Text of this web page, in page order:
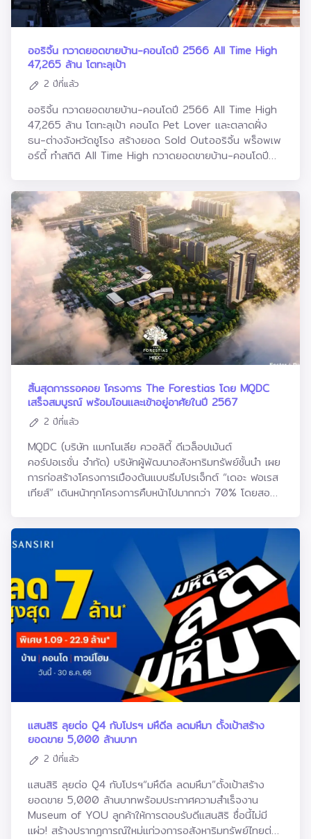
อาทิ “แถมรถฟรีทุกหลัง* รับโบนัส 3 ต่อ สูงสุด
4,000,000 บาท*” เริ่ม 2.39 - 35 ล้านบาท* ตั้งแต่วันนี้
– 31 มีนาคม 2567 และพบกับกิจกรรมระหว่างวันที่ 27 -
28 มกราคม 2567 ณ สำนักงานขายทุกโครงการคุณ
ประเสริฐ แต่ดุลยสาธิต ประธานเจ้าหน้าที่บริหาร สายงาน
ธุรกิจอสังหาริมทรัพย์ บริษัท อนันดา ดีเวลลอปเม้นท์ จำกัด
(มหาชน) กล่าวว่า ภาพรวมเศรษฐกิจปี 2567 เชื่อว่ายังไปต่อ
ได้ หากรัฐบาลมีมาตรการกระตุ้นเศรษฐกิจที่ดี ส่วนในภาค
อสังหาริมทรัพย์ทั้งคนไทยและชาวต่างชาติยังคงมีความ
ต้องการซื้อที่อยู่อาศัยตลอดเวลา ดังนั้น ผู้ประกอบการต้อง
คอนโดมิเนียมติดรถไฟฟ้าที่มีสินค้าพร้อมอยู่บนทำเลที่ดีที่สุด
และมากที่สุด พร้อมตอบโจทย์ชีวิตคนเมือง จึงได้จัดแคมเปญ
รับปี 2567 กับ “ANANDA URBAN JOY” ซึ่งเป็นแคมเปญ
การตลาดที่มอบโอกาสให้ทุกคนได้มีที่อยู่อาศัยได้ง่ายขึ้น ใน
ราคาที่จับต้องได้ โดยรวบรวม 26 โครงการที่อยู่อาศัย
คุณภาพพร้อมอยู่ ทั้งคอนโดมิเนียมติดรถไฟฟ้าพร้อมอยู่ แต่ง
ครบ บ้านเดี่ยวและทาวน์โฮมพร้อมอยู่ ทำเลดีใกล้รถไฟฟ้า
ครอบคลุมทุกความต้องการบนทำเลศักยภาพต่างๆ ทั่วประเทศ
เพื่อตอบโจทย์กลุ่มลูกค้าในแต่ละโซนที่ต้องการซื้อที่อยู่อาศัย
และรองรับดีมานด์ลูกค้าที่ต้องการที่อยู่อาศัยอย่างต่อเนื่อง
รวมถึงเป็นการช่วยกระตุ้นตลาดภาคอสังหาฯ ให้กลับมาคึกคัก
ในช่วงต้นปีอีกด้วยคุณพงศ์อนันต์ สุขเกษม ประธานเจ้าหน้าที่
สายงานการตลาด บริษัท อนันดา ดีเวลลอปเม้นท์ จำกัด
(มหาชน) กล่าวว่า ในปีที่ผ่านมาอนันดาได้ออกแบรนด์ดิ้ง
แคมเปญ “I LOVE URBAN LIFE” ส่งต่อพลังบวกให้คนเมือง
ตอกย้ำแบรนด์ที่อยู่อาศัยของคนเมือง และในปีนี้เราได้ต่อยอด
สิ่งดีๆ ให้กับคนเมืองด้วยแคมเปญ “ANANDA URBAN
JOY” เริ่มแล้วกับดีลสุด JOY นำเสนอสิ่งใหม่ๆ ให้กับผู้ที่สนใจ
ซื้อที่อยู่อาศัยทำเลเมืองใกล้รถไฟฟ้า ด้วย 3 แกนหลัก 1. JOY
NOW รับโปรโมชั่นสุดพิเศษ แต่งครบ กู้ง่าย รับเงินคืน พร้อม
คนเมืองในวันที่ 27-28 มกราคม นี้ 3. JOY ON TOUR กับ
ANANDA RealView รายการออนไลน์ใหม่ นำเสนอกิจกรรม
ดีๆ สำหรับคนเมืองและรีวิวโครงการแบบเรียลๆ พาชม
โครงการทุกซอกทุกมุม กับเหล่าอินฟลูเอนเซอร์สุดคูลมาร่วม
JOY ได้ทั้ง 26 โครงการพร้อมอยู่ของอนันดาฯ
ออริจิ้น กวาดยอดขายบ้าน-คอนโดปี 2566 All Time High
47,265 ล้าน โตทะลุเป้า
2 ปีที่แล้ว
ออริจิ้น กวาดยอดขายบ้าน-คอนโดปี 2566 All Time High
47,265 ล้าน โตทะลุเป้า คอนโด Pet Lover และตลาดฝั่ง
ธน-ต่างจังหวัดชูโรง สร้างยอด Sold Outออริจิ้น พร็อพเพ
อร์ตี้ ทำสถิติ All Time High กวาดยอดขายบ้าน-คอนโดปี
ตอกย้ำสถานะผู้นำธุรกิจอสังหาริมทรัพย์ หลังกลุ่มคอนโด Pet
Lover-โครงการฝั่งธน-ต่างจังหวัด ตอบโจทย์ผู้บริโภคหลาก
เซ็กเมนท์ หนุนยอดระดับ Sold Out ด้านปี 2567 เตรียม
แผนเจาะตลาดเซ็กเมนท์ใหม่และเซ็กเมนท์ที่กำลังซื้อยัง
แข็งแกร่งต่อเนื่อง บริษัทระดับมหาชนในเครือเตรียมทยอย
ประกาศแผนธุรกิจต่อเนื่อง ม.ค.-มี.ค.นี้นายพีระพงศ์ จรูญเอก
ประธานเจ้าหน้าที่บริหาร บริษัท ออริจิ้น พร็อพเพอร์ตี้ จำกัด
(มหาชน) หรือ ORI ผู้พัฒนาธุรกิจอสังหาริมทรัพย์ครบวงจร
เปิดเผยว่า ภาพรวมปี 2566 ที่ผ่านมา (ม.ค.-ธ.ค.2566)
บริษัทมียอดขาย (Presales) จากโครงการที่อยู่อาศัย อยู่ที่
ประมาณ 47,265 ล้านบาท ทะลุเป้าหมายทั้งปีที่ 45,000 ล้าน
บาท คิดเป็น 105% จากเป้าหมายที่ตั้งไว้ และเติบโตจากช่วง
เดียวกันของปีที่ผ่านมาประมาณ 15% พร้อมทั้งทำสถิติยอด
ขายสูงสุดนับตั้งแต่ก่อตั้งบริษัท (All Time High) อีกครั้ง
โดยจากยอดขายดังกล่าว แบ่งเป็นยอดขายจากโครงการ
คอนโดมิเนียม 34,704 ล้านบาท หรือราว 73% และยอดขาย
จากโครงการบ้านจัดสรรภายใต้บริษัท บริทาเนีย จำกัด
(มหาชน) 12,561 ล้านบาท หรือประมาณ 27% หากแบ่งตาม
สถานะโครงการ มีสัดส่วนยอดขายจากโครงการพร้อมอยู่
(Ready to move) ประมาณ 53% และยอดขายจากกลุ่ม
Pet Lover อย่างต่อเนื่อง โดยเฉพาะในทำเลใหม่ๆ ที่ยังเป็น
Blue Ocean ไม่มีโครงการคอนโดมิเนียมเลี้ยงสัตว์ได้มาก่อน
ถือเป็นส่วนสำคัญที่ช่วยผลักดันยอดขายของเราให้เติบโตอย่าง
แข็งแกร่ง และสะท้อนว่าแนวโน้มคนรุ่นใหม่ในเขตเมืองมีความ
ต้องการเลี้ยงสัตว์ในคอนโดสูงขึ้น ขณะเดียวกัน เรายัง
สามารถขับเคลื่อนแผน Origin Infinity กวาดยอดขายจาก
โครงการบ้านและคอนโดมิเนียมในทำเลใหม่ๆ เช่น ฝั่งธนบุรี
และพื้นที่จังหวัดเศรษฐกิจสำคัญทั่วประเทศ ได้อย่างต่อเนื่อง
ในหลายโครงการในต่างจังหวัดได้รับการตอบรับที่ดีมาก เช่น
ภูเก็ต และ ขอนแก่น” นายพีระพงศ์​ กล่าวสำหรับโครงการเปิด
ใหม่ปี 2566 ที่ได้รับการตอบรับดี จนสามารถปิดการขายหรือ
Sold Out ได้หลังเปิดขาย ได้แก่ โซ ออริจิ้น ศิริราช (So
Origin Siriraj) ออริจิ้น เพลส เพชรเกษม (Origin Place
Phetkasem) ออริจิ้น เพลส พหล 59 สเตชั่น (Origin
Place Phahol 59 Station) และ ดิ ออริจิ้น เซ็นเตอร์
ภูเก็ต (The Origin Centre Phuket) โดยแต่ละโครงการมี
ความโดดเด่นทั้งด้านศักยภาพทำเล ฟังก์ชันที่โดดเด่น ราคาที่
คุ้มค่าเมื่อเทียบกับคู่แข่งในทำเลเดียวกัน ขณะเดียวกัน ช่วง
ไตรมาส 4/2566 ซึ่งเป็นช่วงไฮซีซั่น บริษัทได้เปิดโครงการ
ใหม่เพิ่มเติมอีก 9 โครงการ มูลค่าโครงการรวมกว่า 11,040
สิ้นสุดการรอคอย โครงการ The Forestias โดย MQDC
เสร็จสมบูรณ์ พร้อมโอนและเข้าอยู่อาศัยในปี 2567
2 ปีที่แล้ว
MQDC (บริษัท แมกโนเลีย ควอลิตี้ ดีเวล็อปเม้นต์
คอร์ปอเรชั่น จำกัด) บริษัทผู้พัฒนาอสังหาริมทรัพย์ชั้นนำ เผย
การก่อสร้างโครงการเมืองต้นแบบธีมโปรเจ็กต์ “เดอะ ฟอเรส
เทียส์” เดินหน้าทุกโครงการคืบหน้าไปมากกว่า 70% โดยสอง
มาด้วยโครงการแบรนด์ต่าง ๆทยอยเสร็จพร้อมโอนตามแผน
ตั้งแต่ต้นปีนี้ ย้ำทุกโครงการจะเสร็จสมบูรณ์พร้อมโอนยูนิตให้
ลูกบ้านให้เข้าอยู่อาศัยได้ปี 2567โครงการ เดอะ ฟอเรสเทียส์
เป็นโครงการสร้าง ‘อาณาจักรป่ากลางเมือง’ ที่ต้องการให้ผู้อยู่
อาศัย มีชีวิตที่ใกล้ชิดกับธรรมชาติ ด้วยการนำนวัตกรรมและ
เทคโนโลยีเพื่อความยั่งยืนมาใช้ในการพัฒนา โครงการ
ประกอบไปด้วยระบบเทคโนโลยีการจัดการและบริหารพลังงาน
ภายในตัวอาคาร อย่างระบบ Central Utility Plant (CUP)
ระบบ Energy Management Unit (EMU) และ Energy
Recovery Ventilator (ERV) รวมถึงผืนป่าขนาด 30 ไร่
พร้อมระบบนิเวศสมบูรณ์ภายในโครงการที่เสร็จ สมบูรณ์แล้ว
100% พร้อมรองรับการอยู่อาศัยและการใช้ชีวิตของคนทุก
กลุ่ม ทุกเพศ ทุกวัย ในทุกโครงการภายใน เดอะ ฟอเรสเทียส์
ด้วยประสบการณ์แห่งความสุขนายกิตติพันธุ์ อุยามะพันธุ์
ประธานผู้อำนวยการ โครงการ เดอะ ฟอเรสเทียส์ โดย MQDC
กล่าวว่า ขณะนี้ การก่อสร้างโครงการที่อยู่อาศัยภายใน
โครงการ The Forestias หลายโครงการคืบหน้าไปมาก ซึ่ง
โครงการที่พร้อมเริ่มโอนให้ลูกบ้านได้ตั้งแต่ต้นปีนี้ ได้แก่
โครงการคอนโดมิเนียมภายใต้แบรนด์ Whizdom 3 โครงการ
วิสซ์ดอม เดอะ ฟอเรสเทียส์ มายโทเปีย (Whizdom The
แสนสิริ ลุยต่อ Q4 กับโปรฯ มหึดีล ลดมหึมา ตั้งเป้าสร้าง
ยอดขาย 5,000 ล้านบาท
2 ปีที่แล้ว
แสนสิริ ลุยต่อ Q4 กับโปรฯ“มหึดีล ลดมหึมา”ตั้งเป้าสร้าง
ยอดขาย 5,000 ล้านบาทพร้อมประกาศความสำเร็จงาน
Museum of YOU ลูกค้าให้การตอบรับดีแสนสิริ ชื่อนี้ไม่มี
แผ่ว! สร้างปรากฏการณ์ใหม่แก่วงการอสังหาริมทรัพย์ไทยต่อ